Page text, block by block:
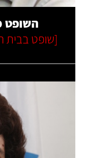
השופט
[שופט בבית